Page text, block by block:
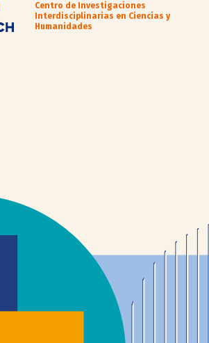
Centro de Investigaciones
Interdisciplinarias en Ciencias y
Humanidades